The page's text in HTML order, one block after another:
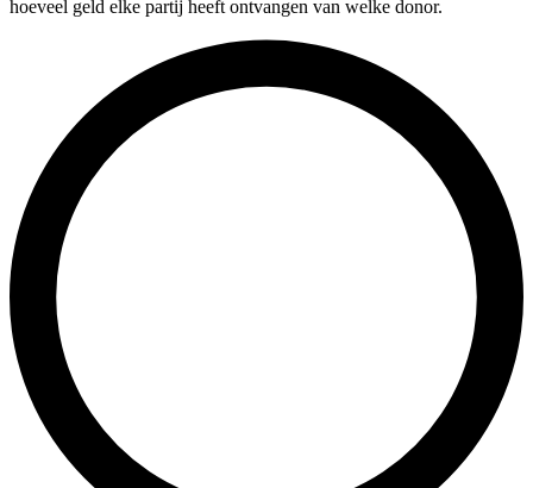
hoeveel geld elke partij heeft ontvangen van welke donor.